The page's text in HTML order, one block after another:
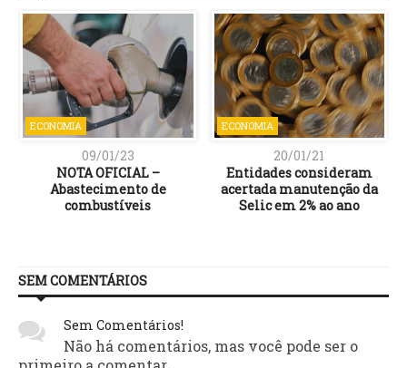
ECONOMIA
09/01/23
NOTA OFICIAL –
Abastecimento de
combustíveis
ECONOMIA
20/01/21
Entidades consideram
acertada manutenção da
Selic em 2% ao ano
SEM COMENTÁRIOS
Sem Comentários!
Não há comentários, mas você pode ser o